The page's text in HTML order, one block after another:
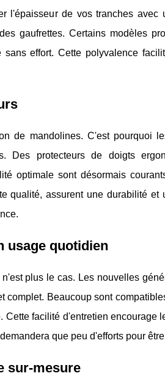
l'épaisseur de vos tranches avec
gaufrettes. Certains modèles
effort. Cette polyvalence
de mandolines. C'est pourquoi
Des protecteurs de doigts
optimale sont désormais
qualité, assurent une durabilité et
usage quotidien
plus le cas. Les nouvelles
complet. Beaucoup sont
facilité d'entretien encourage
que peu d'efforts pour
sur-mesure